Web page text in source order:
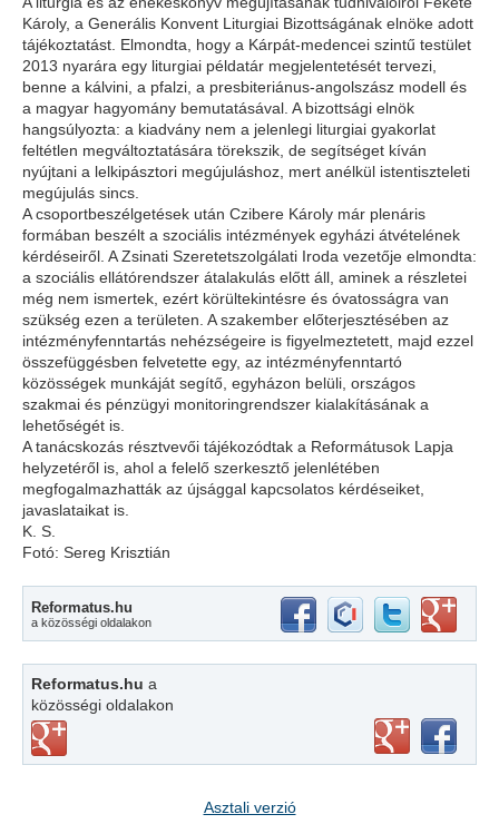
Károly, a Generális Konvent Liturgiai Bizottságának elnöke adott
tájékoztatást. Elmondta, hogy a Kárpát-medencei szintű testület
2013 nyarára egy liturgiai példatár megjelentetését tervezi,
benne a kálvini, a pfalzi, a presbiteriánus-angolszász modell és
a magyar hagyomány bemutatásával. A bizottsági elnök
hangsúlyozta: a kiadvány nem a jelenlegi liturgiai gyakorlat
feltétlen megváltoztatására törekszik, de segítséget kíván
nyújtani a lelkipásztori megújuláshoz, mert anélkül istentiszteleti
megújulás sincs.
A csoportbeszélgetések után Czibere Károly már plenáris
formában beszélt a szociális intézmények egyházi átvételének
kérdéseiről. A Zsinati Szeretetszolgálati Iroda vezetője elmondta:
a szociális ellátórendszer átalakulás előtt áll, aminek a részletei
még nem ismertek, ezért körültekintésre és óvatosságra van
szükség ezen a területen. A szakember előterjesztésében az
intézményfenntartás nehézségeire is figyelmeztetett, majd ezzel
összefüggésben felvetette egy, az intézményfenntartó
közösségek munkáját segítő, egyházon belüli, országos
szakmai és pénzügyi monitoringrendszer kialakításának a
lehetőségét is.
A tanácskozás résztvevői tájékozódtak a Reformátusok Lapja
helyzetéről is, ahol a felelő szerkesztő jelenlétében
megfogalmazhatták az újsággal kapcsolatos kérdéseiket,
javaslataikat is.
K. S.
Fotó: Sereg Krisztián
Reformatus.hu
a közösségi oldalakon
Reformatus.hu a
közösségi oldalakon
Asztali verzió